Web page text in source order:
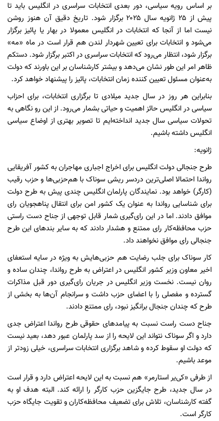
بر اساس رویه سیاسی، دور بعدی انتخابات سراسری در انگلیس باید تا
پیش از ۲۵ ژانویه سال ۲۰۲۵ برگزار شود. تاریخ دقیق آن هنوز روشن
نیست اما از آنجا که انتخابات در انگلیس معمولا در بهار یا پائیز برگزار
می‌شود و انتخابات برای تعیین شهردار لندن هم قرار است در ماه «مه»
برگزار شود، انتظار می‌رود که انتخابات سراسری در اکتبر برگزار شود. دستکم
ظاهر امر این طور نشان می‌دهد و بیشتر کارشناسان بر این باورند که دولت
به‌عنوان مسئول تعیین کننده زمان انتخابات، پائیز را پیشنهاد خواهد کرد.
بنابراین هر روز در سال جدید میلادی تا برگزاری انتخابات، ‌برای احزاب
سیاسی در انگلیس حائز اهمیت و حیاتی بشمار می‌رود. از این رو نگاهی به
تحولات سیاسی سال جدید انداخته‌ایم تا تصویر بهتری از اوضاع سیاسی
انگلیس داشته باشیم.
ژانویه:
طرح جنجالی دولت انگلیس برای اخراج اجباری مهاجران به کشور آفریقایی
رواندا احتمالا اصلی‌ترین دردسر ریشی سوناک با هم‌حزبی‌ها و حزب رقیب
(کارگر) خواهد بود. نمایندگان پارلمان انگلیس چندی پیش به طرح دولت
برای شناسایی رواندا به عنوان یک کشور امن برای انتقال پناهجویان رای
موافق دادند. اما در این رای‌گیری شمار قابل توجهی از جناح دست راستی
حزب محافظه‌کار رای ممتنع و هشدار دادند که به سایر بندهای این طرح
جنجالی رای موافق نخواهند داد.
کار سوناک برای جلب رضایت هم حزبی‌هایش به ویژه در سایه استعفای
اخیر معاون وزیر کشور انگلیس در اعتراض به طرح رواندا، چندان ساده و
روان نیست. نخست وزیر انگلیس در جریان رای‌گیری دور قبل مذاکرات
گسترده‌ و مفصلی را با اعضای حزب داشت و سرانجام آن‌ها به بخشی از
طرح که چندان جنجال برانگیز نبود، رای ممتنع دادند.
جناح دست راست نسبت به پیامدهای حقوقی طرح رواندا اعتراض جدی
دارد و اگر سوناک نتواند این لایحه را از سد پارلمان عبور دهد، بعید نیست
که دولت او سقوط کرده و شاهد برگزاری انتخابات سراسری، خیلی زودتر از
موعد باشیم.
از طرفی «کی‌یر استارمر» هم نسبت به این لایحه اعتراض دارد و قرار است
در سال جدید، طرح جایگزین حزب کارگر را ارائه کند. البته هدف او به
گفته کارشناسان، تلاش برای تضعیف محافظه‌کاران و تقویت جایگاه حزب
کارگر است.